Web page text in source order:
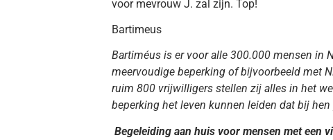
voor mevrouw J. zal zijn. Top!
Bartimeus
Bartiméus is er voor alle 300.000 mensen in
meervoudige beperking of bijvoorbeeld met
ruim 800 vrijwilligers stellen zij alles in het
beperking het leven kunnen leiden dat bij
Begeleiding aan huis voor mensen met een